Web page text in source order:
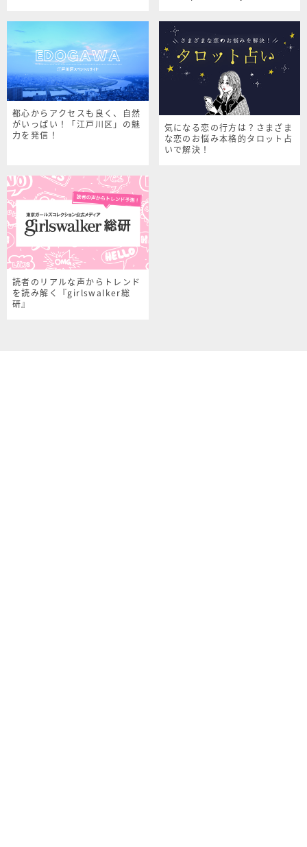
都心からアクセスも良く、自然
がいっぱい！「江戸川区」の魅
力を発信！
気になる恋の行方は？さまざま
な恋のお悩み本格的タロット占
いで解決！
読者のリアルな声からトレンド
を読み解く『girlswalker総
研』